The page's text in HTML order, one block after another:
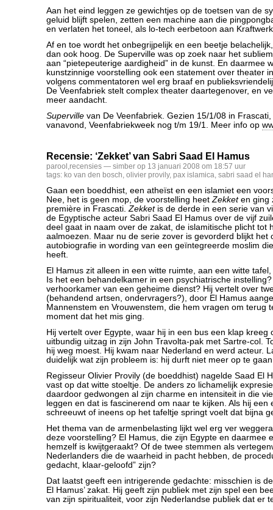
Aan het eind leggen ze gewichtjes op de toetsen van de
geluid blijft spelen, zetten een machine aan die
en verlaten het toneel, als lo-tech eerbetoon aan
Af en toe wordt het onbegrijpelijk en een beetje
dan ook hoog. De Superville was op zoek naar het
aan “pietepeuterige aardigheid” in de kunst. En daarmee
kunstzinnige voorstelling ook een statement over theater
volgens commentatoren wel erg braaf en
De Veenfabriek stelt complex theater daartegenover, en
meer aandacht.
Superville van De Veenfabriek. Gezien 15/1/08 in
vanavond, Veenfabriekweek nog t/m 19/1. Meer info op
Recensie: ‘Zekket’ van Sabri Saad El Hamus
parool ,recensies — simber op 13 januari 2008 om 18:57 uur
tags: ko van den bosch, olivier provily, pax islamica, sabri saad el
Gaan een boeddhist, een atheïst en een islamiet een
Nee, het is geen mop, de voorstelling heetZekketen ging
première in Frascati.Zekketis de derde in een serie van
de Egyptische acteur Sabri Saad El Hamus over de vijf
deel gaat in naam over de zakat, de islamitische plicht tot
aalmoezen. Maar nu de serie zover is gevorderd blijkt het
autobiografie in wording van een geïntegreerde moslim
heeft.
El Hamus zit alleen in een witte ruimte, aan een witte
Is het een behandelkamer in een psychiatrische
verhoorkamer van een geheime dienst? Hij vertelt over
(behandend artsen, ondervragers?), door El Hamus
Mannenstem en Vrouwenstem, die hem vragen om terug
moment dat het mis ging.
Hij vertelt over Egypte, waar hij in een bus een klap kreeg
uitbundig uitzag in zijn John Travolta-pak met Sartre-col.
hij weg moest. Hij kwam naar Nederland en werd acteur.
duidelijk wat zijn probleem is: hij durft niet meer op te
Regisseur Olivier Provily (de boeddhist) nagelde Saad El
vast op dat witte stoeltje. De anders zo lichamelijk
daardoor gedwongen al zijn charme en intensiteit in die
leggen en dat is fascinerend om naar te kijken. Als hij een
schreeuwt of ineens op het tafeltje springt voelt dat bijna
Het thema van de armenbelasting lijkt wel erg ver
deze voorstelling? El Hamus, die zijn Egypte en daarmee
hemzelf is kwijtgeraakt? Of de twee stemmen als
Nederlanders die de waarheid in pacht hebben, de
gedacht, klaar-geloofd” zijn?
Dat laatst geeft een intrigerende gedachte: misschien is
El Hamus’ zakat. Hij geeft zijn publiek met zijn spel een
van zijn spiritualiteit, voor zijn Nederlandse publiek dat er